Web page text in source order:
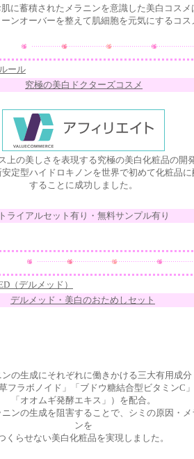
されたメラニンを意識した美白 コスメ
バーを整えて肌細胞を元気にするコスメ
ール
究極の美白ドクターズコスメ
上の美しさを表現する究極の美白化粧品の開
安定型ハイドロキノンを世界で初めて化粧品に
することに成功しました。
トライアルセット有り・無料サンプル有り
（デルメッド）
デルメッド・美白のおためしセット
ンの生成にそれぞれに働きかける三大有用成分
草フラボノイド」「ブドウ糖結合型ビタミンC」
「オオムギ発酵エキス」）を配合。
生成を阻害することで、シミの原因・メ
ンを
くらせない美白化粧品を実現しました。